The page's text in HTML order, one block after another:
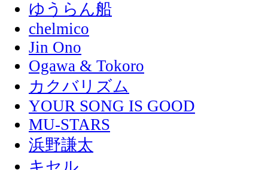
ゆうらん船
chelmico
Jin Ono
Ogawa & Tokoro
カクバリズム
YOUR SONG IS GOOD
MU-STARS
浜野謙太
キセル